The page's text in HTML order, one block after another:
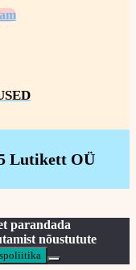
Lutikett OÜ
parandada
nõustutute